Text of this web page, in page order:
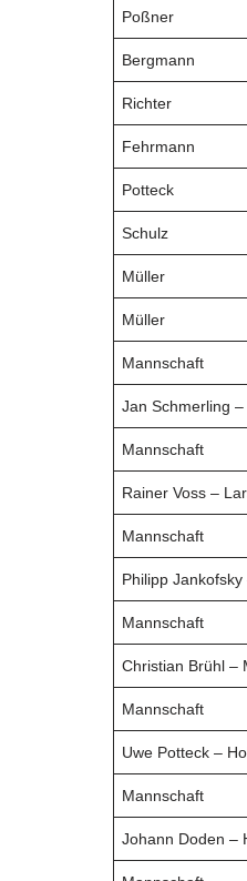
Poßner
Bergmann
Richter
Fehrmann
Potteck
Schulz
Müller
Müller
Mannschaft
Jan Schmerling
Mannschaft
Rainer Voss –
Mannschaft
Philipp
Mannschaft
Christian Brühl –
Mannschaft
Uwe Potteck –
Mannschaft
Johann Doden –